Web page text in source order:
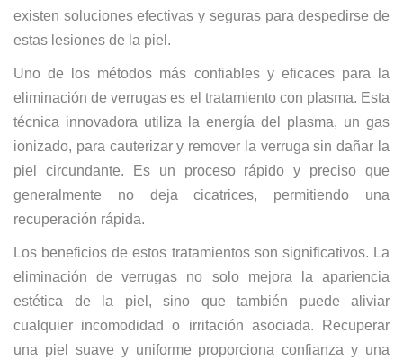
existen soluciones efectivas y seguras para despedirse de
estas lesiones de la piel.
Uno de los métodos más confiables y eficaces para la
eliminación de verrugas es el tratamiento con plasma. Esta
técnica innovadora utiliza la energía del plasma, un gas
ionizado, para cauterizar y remover la verruga sin dañar la
piel circundante. Es un proceso rápido y preciso que
generalmente no deja cicatrices, permitiendo una
recuperación rápida.
Los beneficios de estos tratamientos son significativos. La
eliminación de verrugas no solo mejora la apariencia
estética de la piel, sino que también puede aliviar
cualquier incomodidad o irritación asociada. Recuperar
una piel suave y uniforme proporciona confianza y una